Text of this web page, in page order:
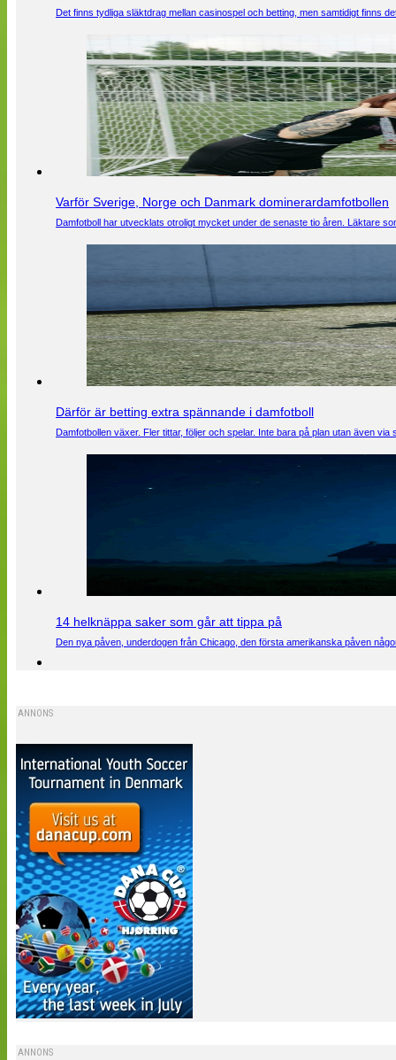
Det finns tydliga släktdrag mellan casinospel och betting, men samtidigt finns
Varför Sverige, Norge och Danmark dominerardamfotbollen
Damfotboll har utvecklats otroligt mycket under de senaste tio åren. Läktare
Därför är betting extra spännande i damfotboll
Damfotbollen växer. Fler tittar, följer och spelar. Inte bara på plan utan även
14 helknäppa saker som går att tippa på
Den nya påven, underdogen från Chicago, den första amerikanska påven
ANNONS
ANNONS